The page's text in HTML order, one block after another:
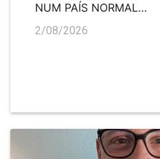
NUM PAÍS NORMAL…
2/08/2026